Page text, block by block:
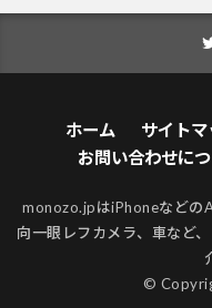
ホーム サイトマ
お問い合わせに
monozo.jpはiPhoneなどの
向一眼レフカメラ、車など
©